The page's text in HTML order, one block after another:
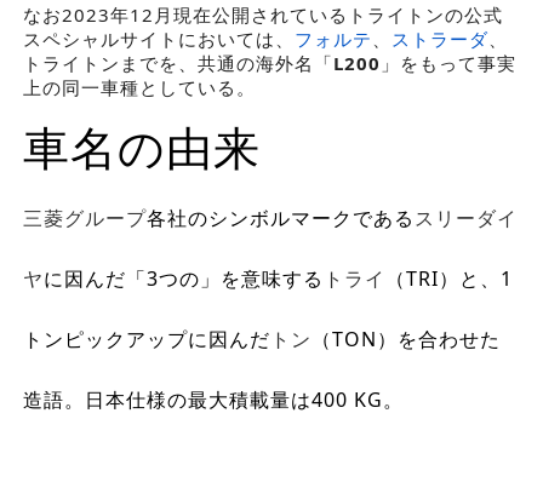
なお2023年12月現在公開されているトライトンの公式
スペシャルサイトにおいては、 フォルテ ストラーダ、
トライトンまでを、共通の海外名「L200 」をもって事実
上の同一車種としている。
車名の由来
三菱グループ各社のシンボルマークであるスリーダイ
ヤに因んだ「3つの」を意味する トライ （TRI）と、1
トンピックアップに因んだ トン （TON）を合わせた
造語。日本仕様の最大積載量は400 KG。